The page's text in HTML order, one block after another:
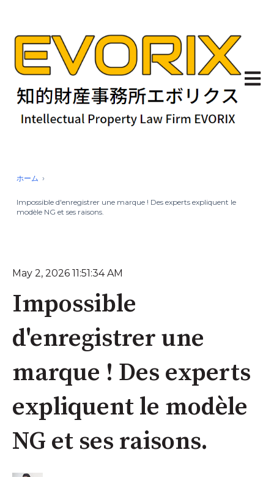
ホーム
Impossible d'enregistrer une marque ! Des experts expliquent le
modèle NG et ses raisons.
May 2, 2026 11:51:34 AM
Impossible
d'enregistrer une
marque ! Des experts
expliquent le modèle
NG et ses raisons.